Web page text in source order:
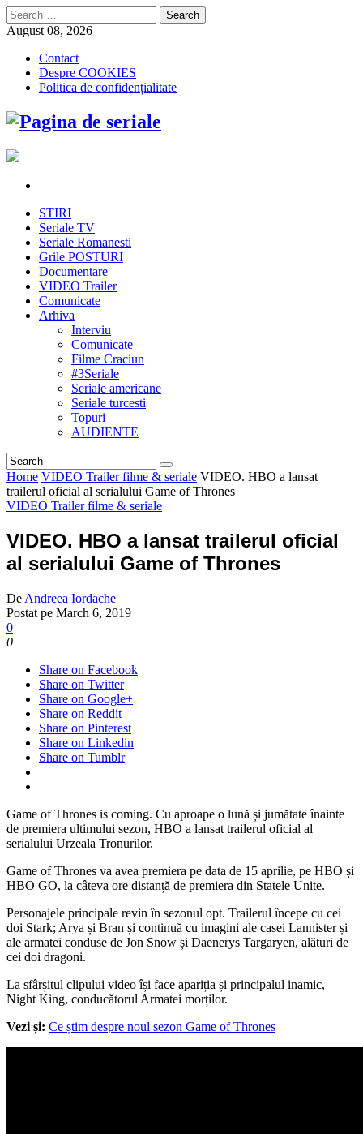
Search
for:
August 08, 2026
Contact
Despre COOKIES
Politica de confidențialitate
STIRI
Seriale TV
Seriale Romanesti
Grile POSTURI
Documentare
VIDEO Trailer
Comunicate
Arhiva
Interviu
Comunicate
Filme Craciun
#3Seriale
Seriale americane
Seriale turcesti
Topuri
AUDIENTE
Home VIDEO Trailer filme & seriale VIDEO. HBO a lansat
trailerul oficial al serialului Game of Thrones
VIDEO Trailer filme & seriale
VIDEO. HBO a lansat trailerul oficial
al serialului Game of Thrones
De Andreea Iordache
Postat pe March 6, 2019
0
0
Share on Facebook
Share on Twitter
Share on Google+
Share on Reddit
Share on Pinterest
Share on Linkedin
Share on Tumblr
Game of Thrones is coming. Cu aproape o lună și jumătate înainte
de premiera ultimului sezon, HBO a lansat trailerul oficial al
serialului Urzeala Tronurilor.
Game of Thrones va avea premiera pe data de 15 aprilie, pe HBO și
HBO GO, la câteva ore distanță de premiera din Statele Unite.
Personajele principale revin în sezonul opt. Trailerul începe cu cei
doi Stark; Arya și Bran și continuă cu imagini ale casei Lannister și
ale armatei conduse de Jon Snow și Daenerys Targaryen, alături de
cei doi dragoni.
La sfârșitul clipului video își face apariția și principalul inamic,
Night King, conducătorul Armatei morților.
Vezi și: Ce știm despre noul sezon Game of Thrones